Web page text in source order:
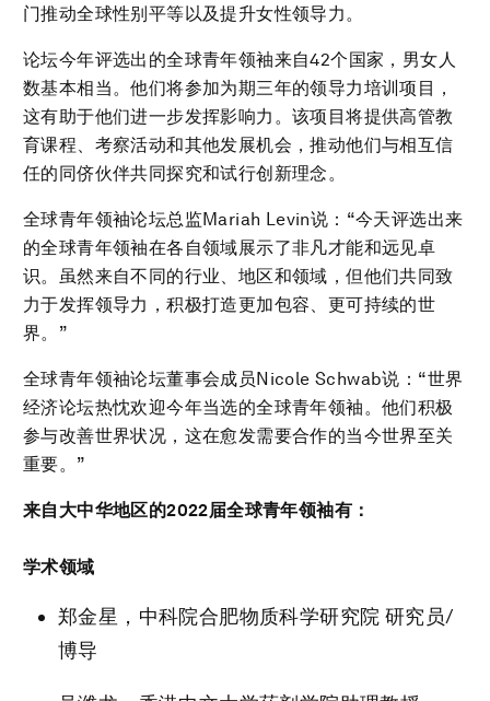
门推动全球性别平等以及提升女性领导力。
论坛今年评选出的全球青年领袖来自42个国家，男女人
数基本相当。他们将参加为期三年的领导力培训项目，
这有助于他们进一步发挥影响力。该项目将提供高管教
育课程、考察活动和其他发展机会，推动他们与相互信
任的同侪伙伴共同探究和试行创新理念。
全球青年领袖论坛总监Mariah Levin说：“今天评选出来
的全球青年领袖在各自领域展示了非凡才能和远见卓
识。虽然来自不同的行业、地区和领域，但他们共同致
力于发挥领导力，积极打造更加包容、更可持续的世
界。”
全球青年领袖论坛董事会成员Nicole Schwab说：“世界
经济论坛热忱欢迎今年当选的全球青年领袖。他们积极
参与改善世界状况，这在愈发需要合作的当今世界至关
重要。”
来自大中华地区的2022届全球青年领袖有：
学术领域
郑金星，中科院合肥物质科学研究院 研究员/
博导